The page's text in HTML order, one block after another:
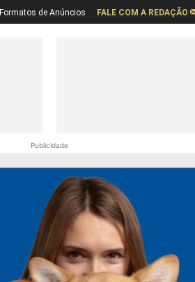
Formatos de Anúncios FALE COM A REDAÇÃO
Publicidade